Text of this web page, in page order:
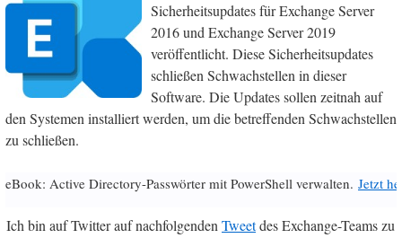
Sicherheitsupdates für Exchange Server
2016 und Exchange Server 2019
veröffentlicht. Diese Sicherheitsupdates
schließen Schwachstellen in dieser
Software. Die Updates sollen zeitnah auf
den Systemen installiert werden, um die betreffenden Schwachstellen
zu schließen.
eBook: Active Directory-Passwörter mit PowerShell verwalten. Jetzt
Ich bin auf Twitter auf nachfolgendenTweetdes Exchange-Teams zu